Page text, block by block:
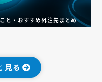
と・おすすめ外注先まとめ
見る